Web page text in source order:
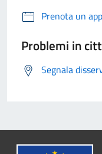
Prenota un
Problemi in
Segnala